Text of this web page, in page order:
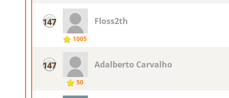
147
1005
Floss2th
147
50
Adalberto Carvalho